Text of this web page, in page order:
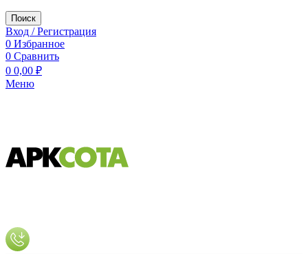
Поиск
Вход / Регистрация
0 Избранное
0 Сравнить
0 0,00 ₽
Меню